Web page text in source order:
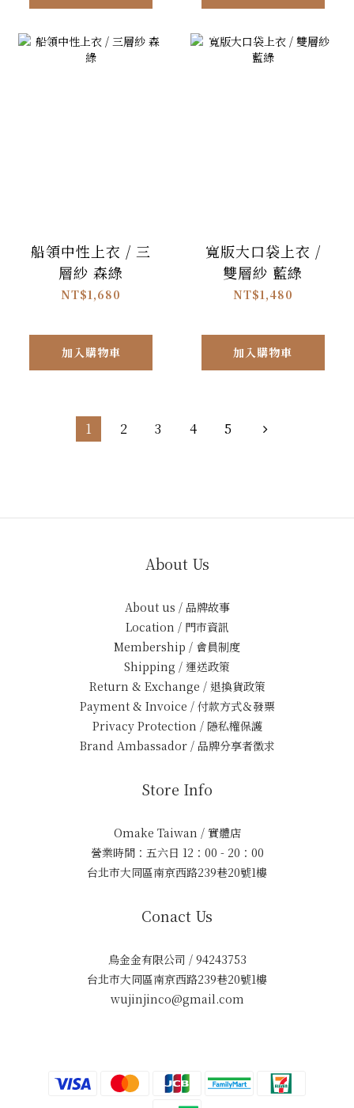
船領中性上衣 / 三
層紗 森綠
NT$1,680
加入購物車
寬版大口袋上衣 /
雙層紗 藍綠
NT$1,480
加入購物車
1 2 3 4 5
About Us
About us / 品牌故事
Location / 門市資訊
Membership / 會員制度
Shipping / 運送政策
Return & Exchange / 退換貨政策
Payment & Invoice / 付款方式＆發票
Privacy Protection / 隱私權保護
Brand Ambassador / 品牌分享者徵求
Store Info
Omake Taiwan / 實體店
營業時間：五六日 12：00 - 20：00
台北市大同區南京西路239巷20號1樓
Conact Us
烏金金有限公司 / 94243753
台北市大同區南京西路239巷20號1樓
wujinjinco@gmail.com